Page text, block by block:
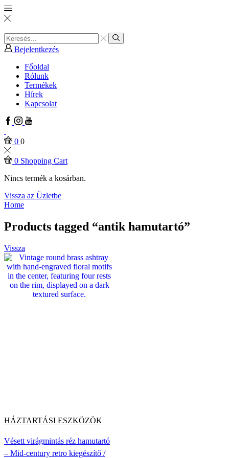
Search
input
Search
Bejelentkezés
Főoldal
Rólunk
Termékek
Hírek
Kapcsolat
Facebook
Instagram
Youtube
0 0
0 Shopping Cart
Nincs termék a kosárban.
Vissza az Üzletbe
Home
Products tagged “antik hamutartó”
Vissza
HÁZTARTÁSI ESZKÖZÖK
Vésett virágmintás réz hamutartó
– Mid-century retro kiegészítő /